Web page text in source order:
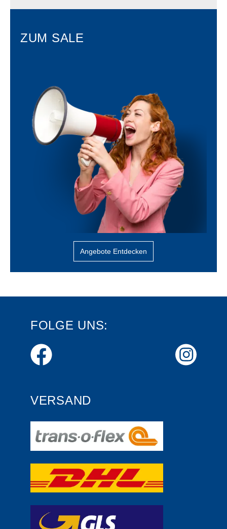
ZUM SALE
Angebote Entdecken
FOLGE UNS:
VERSAND